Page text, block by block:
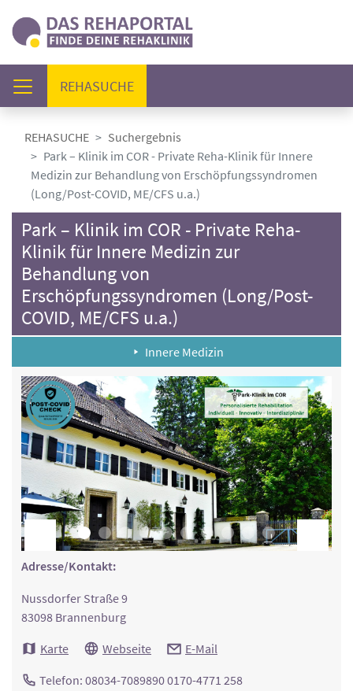
REHASUCHE(AKTUELL)
REHASUCHE
Suchergebnis
Park – Klinik im COR - Private Reha-Klinik für Innere
Medizin zur Behandlung von Erschöpfungssyndromen
(Long/Post-COVID, ME/CFS u.a.)
Park – Klinik im COR - Private Reha-
Klinik für Innere Medizin zur
Behandlung von
Erschöpfungssyndromen (Long/Post-
COVID, ME/CFS u.a.)
Innere Medizin
Adresse/Kontakt:
Nussdorfer Straße 9
83098 Brannenburg
Karte
Webseite E-Mail
Telefon: 08034-7089890 0170-4771 258